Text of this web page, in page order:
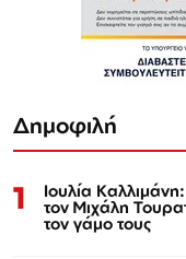
Δημοφιλή
1 Ιουλία
τον Μιχάλη
τον γάμο τους